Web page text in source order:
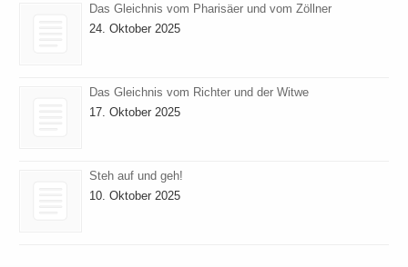
Das Gleichnis vom Pharisäer und vom Zöllner
24. Oktober 2025
Das Gleichnis vom Richter und der Witwe
17. Oktober 2025
Steh auf und geh!
10. Oktober 2025